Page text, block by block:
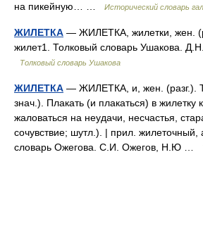
на пикейную… …
Исторический словарь
ЖИЛЕТКА — ЖИЛЕТКА, жилетки, жен.
жилет1. Толковый словарь Ушакова.
Толковый словарь Ушакова
ЖИЛЕТКА — ЖИЛЕТКА, и, жен. (разг.).
знач.). Плакать (и плакаться) в жилетку
жаловаться на неудачи, несчастья,
сочувствие; шутл.). | прил. жилеточный,
словарь Ожегова. С.И. Ожегов, Н.Ю …